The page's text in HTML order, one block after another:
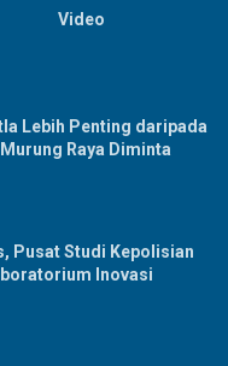
Video
Lebih Penting daripada
Raya Diminta
Pusat Studi Kepolisian
Inovasi